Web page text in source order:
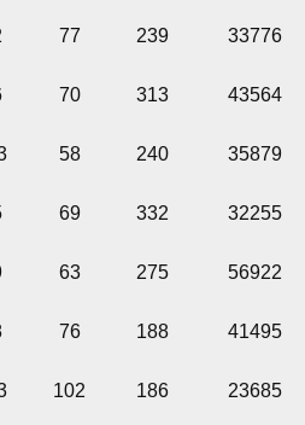
77 239 33776
70 313 43564
58 240 35879
69 332 32255
63 275 56922
76 188 41495
102 186 23685